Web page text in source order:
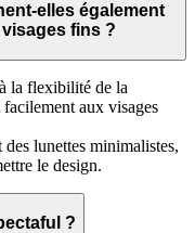
elles également
fins ?
la flexibilité de la
facilement aux visages
lunettes minimalistes,
le design.
?